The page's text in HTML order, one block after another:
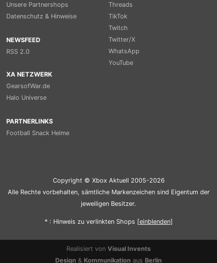
Unsere Partnershops
Datenschutz & Hinweise
NEWSFEED
RSS 2.0
Threads
TikTok
Twitch
Twitter/X
WhatsApp
YouTube
XA NETZWERK
GearsofWar.de
Halo Universe
PARTNERLINKS
Football Snack Helme
Copyright © Xbox Aktuell 2005-2026
Alle Rechte vorbehalten, sämtliche Markenzeichen sind Eigentum der
jeweiligen Besitzer.
* : Hinweis zu verlinkten Shops [einblenden]
Realisiert von Visual Invents
Design & Kommunikation aus Berlin